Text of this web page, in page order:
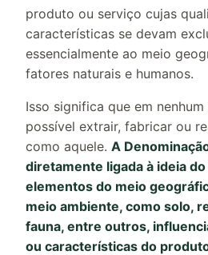
produto ou serviço cujas
características se devam
essencialmente ao meio
fatores naturais e humanos.
Isso significa que em
possível extrair, fabricar ou
como aquele. A
diretamente ligada à ideia do
elementos do meio
meio ambiente, como solo,
fauna, entre outros,
ou características do